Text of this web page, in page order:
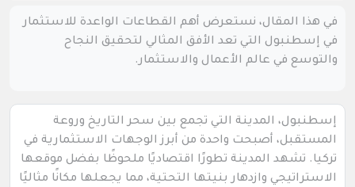
في هذا المقال، نستعرض أهم القطاعات الواعدة للاستثمار
في إسطنبول التي تعد الأفق المثالي لتحقيق النجاح
والتوسع في عالم الأعمال والاستثمار.
إسطنبول، المدينة التي تجمع بين سحر التاريخ وروعة
المستقبل، أصبحت واحدة من أبرز الوجهات الاستثمارية في
تركيا. تشهد المدينة تطورًا اقتصاديًا ملحوظًا بفضل موقعها
الاستراتيجي وازدهار بنيتها التحتية، مما يجعلها مكانًا مثاليًا